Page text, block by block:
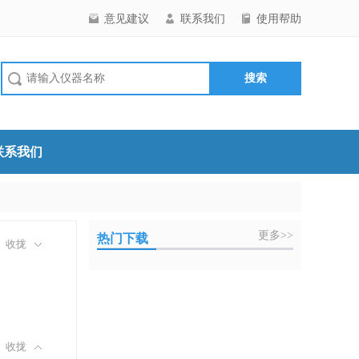
使用帮助
联系我们
意见建议
系我们
收拢
收拢
热门下载 更多>>